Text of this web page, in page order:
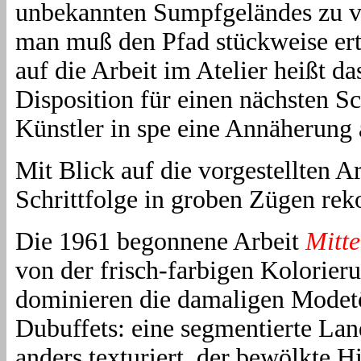
unbekannten Sumpfgeländes
man muß den Pfad stückweise
auf die Arbeit im Atelier heißt
Disposition für einen nächsten
Künstler in spe eine
Mit Blick auf die vorgestellten
Schrittfolge in groben Zügen
Die 1961 begonnene Arbeit
von der frisch-farbigen
dominieren die damaligen
Dubuffets: eine segmentierte